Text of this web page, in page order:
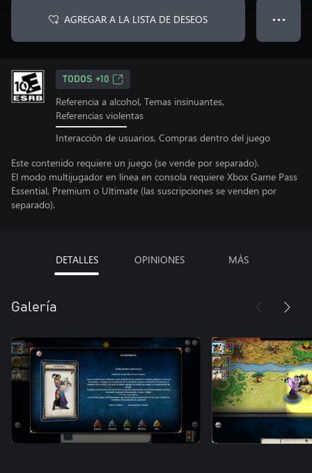
AGREGAR A LA LISTA DE DESEOS ● ● ●
TODOS +10
Referencia a alcohol, Temas insinuantes,
Referencias violentas
Interacción de usuarios, Compras dentro del juego
Este contenido requiere un juego (se vende por separado).
El modo multijugador en línea en consola requiere Xbox Game Pass
Essential, Premium o Ultimate (las suscripciones se venden por
separado).
DETALLES OPINIONES MÁS
Galería